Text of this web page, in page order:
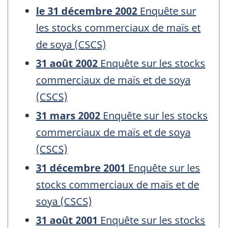
le 31 décembre 2002 Enquête sur
les stocks commerciaux de maïs et
de soya (CSCS)
31 août 2002 Enquête sur les stocks
commerciaux de maïs et de soya
(CSCS)
31 mars 2002 Enquête sur les stocks
commerciaux de maïs et de soya
(CSCS)
31 décembre 2001 Enquête sur les
stocks commerciaux de maïs et de
soya (CSCS)
31 août 2001 Enquête sur les stocks